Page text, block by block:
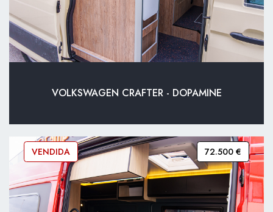
VOLKSWAGEN CRAFTER - DOPAMINE
VENDIDA 72.500 €